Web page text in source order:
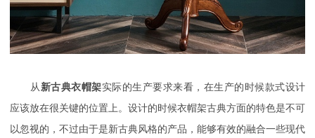
从 新古典衣帽架实际的生产要求来看，在生产的时候款式设计
应该放在很关键的位置上。设计的时候衣帽架古典方面的特色是不可
以忽视的，不过由于是新古典风格的产品，能够有效的融合一些现代